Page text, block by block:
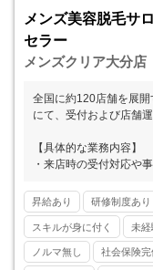
メンズ美容脱毛サ
セラー
メンズクリア大分店
全国に約120店舗を展開
にて、受付および店舗
【具体的な業務内容】
・来店時の受付対応や
・カルテ作成
※お客様の8割以上がひ
■■ メンズクリアとは ■■
メンズ美容が注目され
昇給あり 研修制度あり
スキルが身に付く 未
ノルマ無し 社会保険完